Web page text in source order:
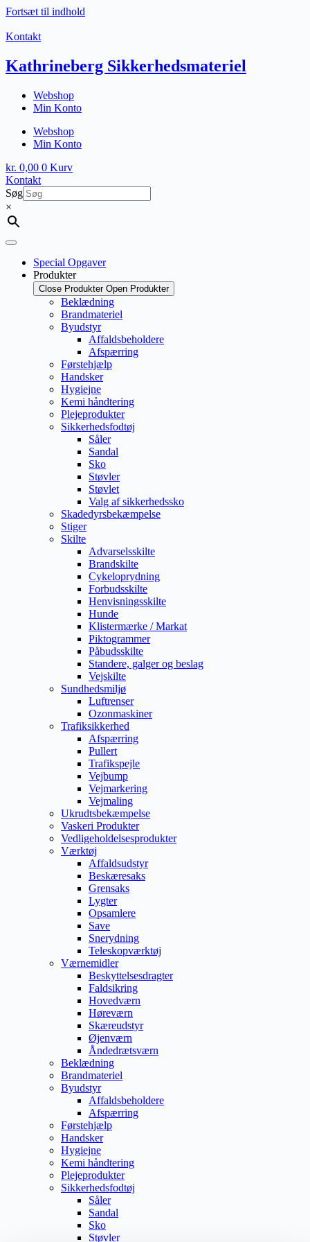
Fortsæt til indhold
Kontakt
Kathrineberg Sikkerhedsmateriel
Webshop
Min Konto
Webshop
Min Konto
kr. 0,00 0 Kurv
Kontakt
Søg
×
Special Opgaver
Produkter
Close Produkter Open Produkter
Beklædning
Brandmateriel
Byudstyr
Affaldsbeholdere
Afspærring
Førstehjælp
Handsker
Hygiejne
Kemi håndtering
Plejeprodukter
Sikkerhedsfodtøj
Såler
Sandal
Sko
Støvler
Støvlet
Valg af sikkerhedssko
Skadedyrsbekæmpelse
Stiger
Skilte
Advarselsskilte
Brandskilte
Cykeloprydning
Forbudsskilte
Henvisningsskilte
Hunde
Klistermærke / Markat
Piktogrammer
Påbudsskilte
Standere, galger og beslag
Vejskilte
Sundhedsmiljø
Luftrenser
Ozonmaskiner
Trafiksikkerhed
Afspærring
Pullert
Trafikspejle
Vejbump
Vejmarkering
Vejmaling
Ukrudtsbekæmpelse
Vaskeri Produkter
Vedligeholdelsesprodukter
Værktøj
Affaldsudstyr
Beskæresaks
Grensaks
Lygter
Opsamlere
Save
Snerydning
Teleskopværktøj
Værnemidler
Beskyttelsesdragter
Faldsikring
Hovedværn
Høreværn
Skæreudstyr
Øjenværn
Åndedrætsværn
Beklædning
Brandmateriel
Byudstyr
Affaldsbeholdere
Afspærring
Førstehjælp
Handsker
Hygiejne
Kemi håndtering
Plejeprodukter
Sikkerhedsfodtøj
Såler
Sandal
Sko
Støvler